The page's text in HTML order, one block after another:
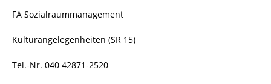
FA Sozialraummanagement
Kulturangelegenheiten (SR 15)
Tel.-Nr. 040 42871-2520